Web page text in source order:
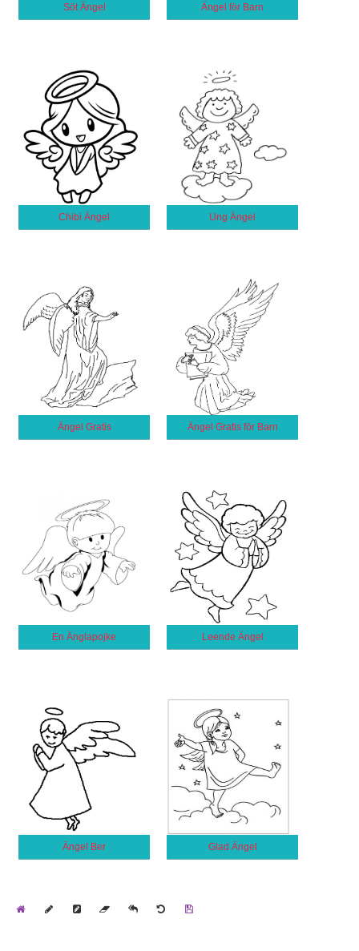
Söt Ängel Ängel för Barn
Chibi Ängel Ung Ängel
Ängel Gratis Ängel Gratis för Barn
En Änglapojke Leende Ängel
Ängel Ber Glad Ängel